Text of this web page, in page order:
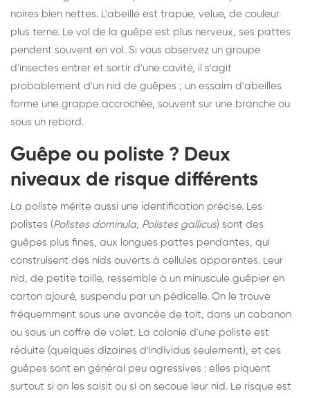
noires bien nettes. L'abeille est trapue, velue, de couleur
plus terne. Le vol de la guêpe est plus nerveux, ses pattes
pendent souvent en vol. Si vous observez un groupe
d'insectes entrer et sortir d'une cavité, il s'agit
probablement d'un nid de guêpes ; un essaim d'abeilles
forme une grappe accrochée, souvent sur une branche ou
sous un rebord.
Guêpe ou poliste ? Deux
niveaux de risque différents
La poliste mérite aussi une identification précise. Les
polistes (Polistes dominula, Polistes gallicus) sont des
guêpes plus fines, aux longues pattes pendantes, qui
construisent des nids ouverts à cellules apparentes. Leur
nid, de petite taille, ressemble à un minuscule guêpier en
carton ajouré, suspendu par un pédicelle. On le trouve
fréquemment sous une avancée de toit, dans un cabanon
ou sous un coffre de volet. La colonie d'une poliste est
réduite (quelques dizaines d'individus seulement), et ces
guêpes sont en général peu agressives : elles piquent
surtout si on les saisit ou si on secoue leur nid. Le risque est